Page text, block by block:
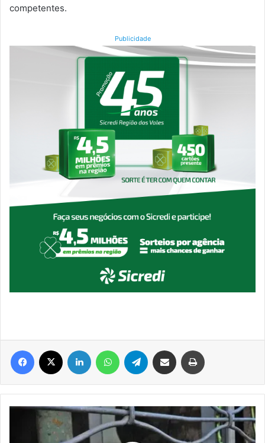
competentes.
Publicidade
Facebook Linkedin WhatsAppTelegram Compartilhar via e-mail
Familiares